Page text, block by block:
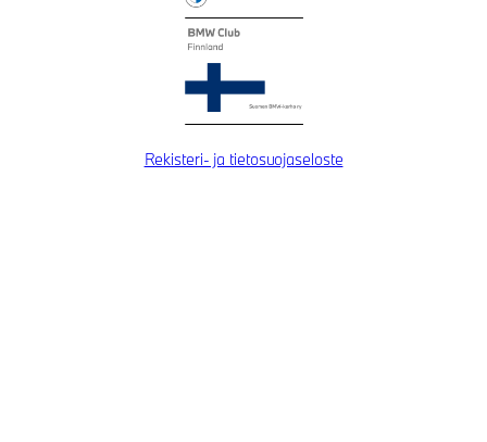
Rekisteri- ja tietosuojaseloste